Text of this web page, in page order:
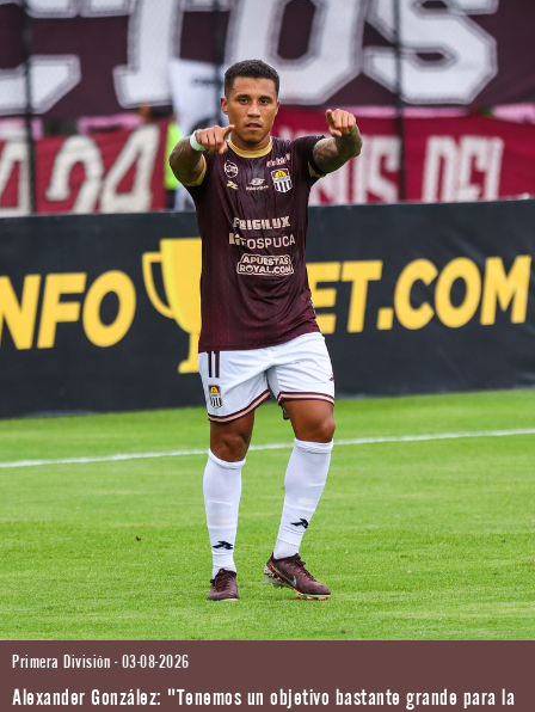
Primera División - 03-08-2026
Alexander González: "Tenemos un objetivo bastante grande para la